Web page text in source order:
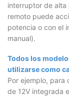
interruptor de alta
remoto puede
potencia o con el
manual).
Todos los
utilizarse como
Por ejemplo, para
de 12V integrada